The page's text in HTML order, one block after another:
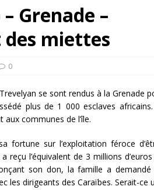
Grenade –
des miettes
0
se sont rendus à la Grenade
plus de 1 000 esclaves
communes de l’île.
fortune sur l’exploitation féroce
reçu l’équivalent de 3 millions
son don, la famille a demandé
les dirigeants des Caraïbes. Serait-ce